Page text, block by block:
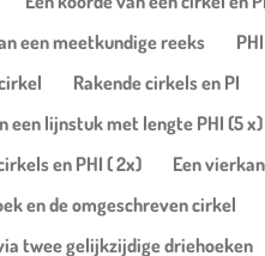
een meetkundige reeks
Rakende cirkels en PI
een lijnstuk met lengte PHI (5 x)
en PHI ( 2x)
Een
en de omgeschreven cirkel
twee gelijkzijdige driehoeken